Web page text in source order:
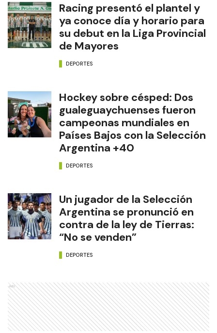
Racing presentó el plantel y
ya conoce día y horario para
su debut en la Liga Provincial
de Mayores
DEPORTES
Hockey sobre césped: Dos
gualeguaychuenses fueron
campeonas mundiales en
Países Bajos con la Selección
Argentina +40
DEPORTES
Un jugador de la Selección
Argentina se pronunció en
contra de la ley de Tierras:
“No se venden”
DEPORTES
Ads